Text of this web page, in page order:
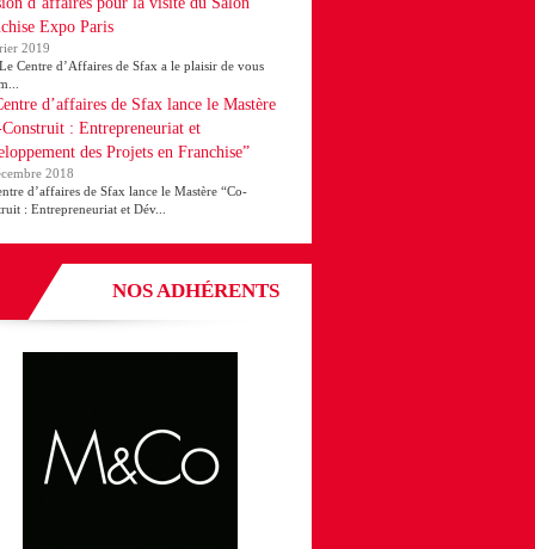
Expo Paris
2019
d’Affaires de Sfax a le plaisir de vous
d’affaires de Sfax lance le Mastère
: Entrepreneuriat et
des Projets en Franchise”
2018
d’affaires de Sfax lance le Mastère “Co-
: Entrepreneuriat et Dév...
NOS ADHÉRENTS